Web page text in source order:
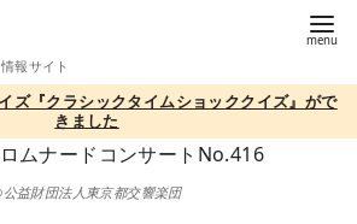
報サイト
ズ『クラシックタイムショッククイズ』がで
きました
益財団法人東京都交響楽団